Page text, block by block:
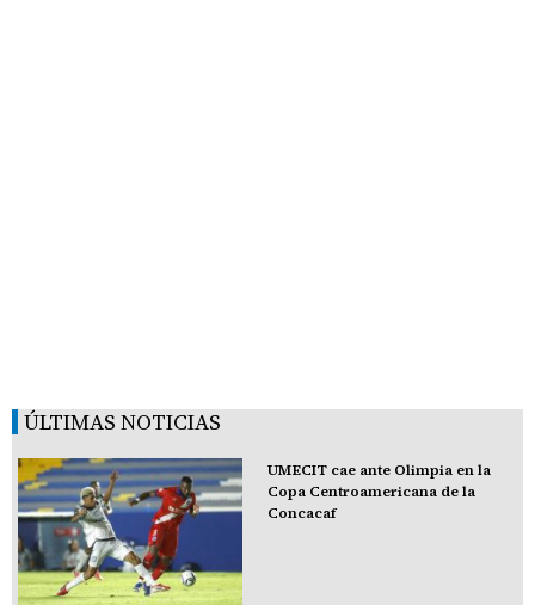
ÚLTIMAS NOTICIAS
UMECIT cae ante Olimpia en la
Copa Centroamericana de la
Concacaf